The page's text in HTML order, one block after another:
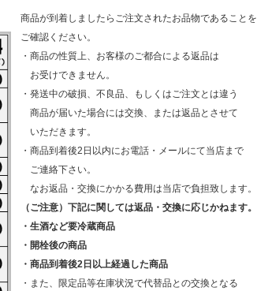
商品が到着しましたらご注文されたお品物であることを
ご確認ください。
・商品の性質上、お客様のご都合による返品は
お受けできません。
・発送中の破損、不良品、もしくはご注文とは違う
商品が届いた場合には交換、または返品とさせて
いただきます。
・商品到着後2日以内にお電話・メールにて当店まで
ご連絡下さい。
なお返品・交換にかかる費用は当店で負担致します。
（ご注意）下記に関しては返品・交換に応じかねます。
・生酒など要冷蔵商品
・開栓後の商品
・商品到着後2日以上経過した商品
・また、限定品等在庫状況で代替品との交換となる